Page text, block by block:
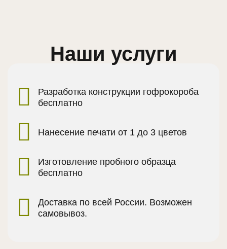
Наши услуги
Разработка конструкции гофрокороба
бесплатно
Нанесение печати от 1 до 3 цветов
Изготовление пробного образца
бесплатно
Доставка по всей России. Возможен
самовывоз.